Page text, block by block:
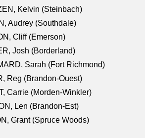
Kelvin (Steinbach)
Audrey (Southdale)
Cliff (Emerson)
Josh (Borderland)
Sarah (Fort Richmond)
Reg (Brandon-Ouest)
Carrie (Morden-Winkler)
Len (Brandon-Est)
Grant (Spruce Woods)